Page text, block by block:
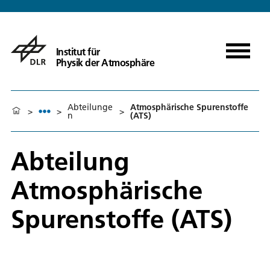
Institut für
Physik der Atmosphäre
> > Abteilunge
n > Atmosphärische Spurenstoffe
(ATS)
Abteilung
Atmosphärische
Spurenstoffe (ATS)